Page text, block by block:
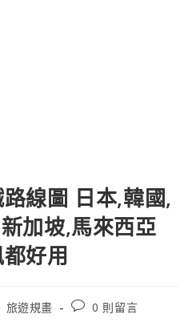
線圖 日本,韓國,
加坡,馬來西亞
好用
旅遊規畫
文
0 則留言